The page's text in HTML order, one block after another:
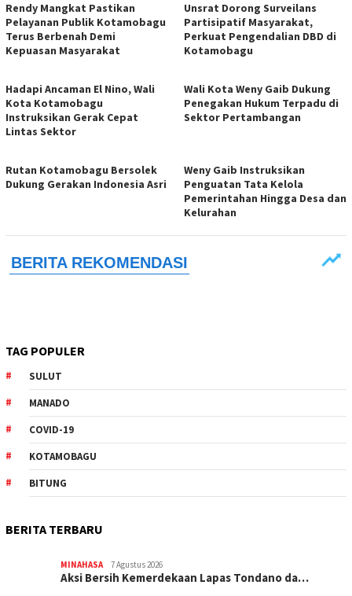
Rendy Mangkat Pastikan
Pelayanan Publik Kotamobagu
Terus Berbenah Demi
Kepuasan Masyarakat
Unsrat Dorong Surveilans
Partisipatif Masyarakat,
Perkuat Pengendalian DBD di
Kotamobagu
Hadapi Ancaman El Nino, Wali
Kota Kotamobagu
Instruksikan Gerak Cepat
Lintas Sektor
Wali Kota Weny Gaib Dukung
Penegakan Hukum Terpadu di
Sektor Pertambangan
Rutan Kotamobagu Bersolek
Dukung Gerakan Indonesia Asri
Weny Gaib Instruksikan
Penguatan Tata Kelola
Pemerintahan Hingga Desa dan
Kelurahan
TAG POPULER
SULUT
MANADO
COVID-19
KOTAMOBAGU
BITUNG
BERITA TERBARU
MINAHASA 7 Agustus 2026
Aksi Bersih Kemerdekaan Lapas Tondano da…